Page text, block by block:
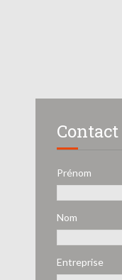
Contact
Prénom
Nom
Entreprise